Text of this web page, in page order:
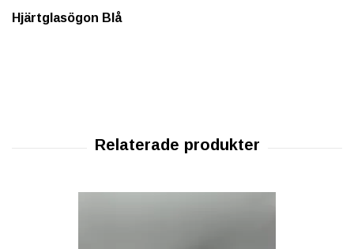
Hjärtglasögon Blå